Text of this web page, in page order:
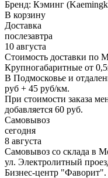
Бренд: Кэминг
В корзину
Доставка
послезавтра
10 августа
Стоимость доставки по
Крупногабаритные от
В Подмосковье и
руб + 45 руб/км.
При стоимости заказа
добавляется 60 руб.
Самовывоз
сегодня
8 августа
Самовывоз со склада в
ул. Электролитный
Бизнес-центр "Фаворит".